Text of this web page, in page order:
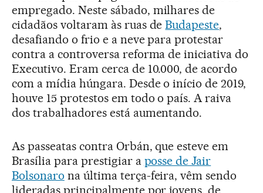
empregado. Neste sábado, milhares de
cidadãos voltaram às ruas deBudapeste,
desafiando o frio e a neve para protestar
contra a controversa reforma de iniciativa do
Executivo. Eram cerca de 10.000, de acordo
com a mídia húngara. Desde o início de 2019,
houve 15 protestos em todo o país. A raiva
dos trabalhadores está aumentando.
As passeatas contra Orbán, que esteve em
Brasília para prestigiar a posse de Jair
Bolsonaro na última terça-feira, vêm sendo